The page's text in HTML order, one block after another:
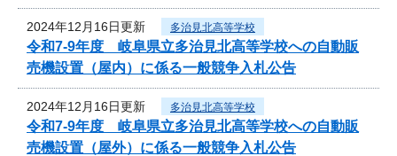
2024年12月16日更新 多治見北高等学校
令和7‐9年度 岐阜県立多治見北高等学校への自動販
売機設置（屋内）に係る一般競争入札公告
2024年12月16日更新 多治見北高等学校
令和7‐9年度 岐阜県立多治見北高等学校への自動販
売機設置（屋外）に係る一般競争入札公告